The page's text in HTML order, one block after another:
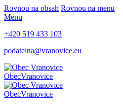
Rovnou na obsah Rovnou na menu
Menu
+420 519 433 103
podatelna@vranovice.eu
ObecVranovice
ObecVranovice